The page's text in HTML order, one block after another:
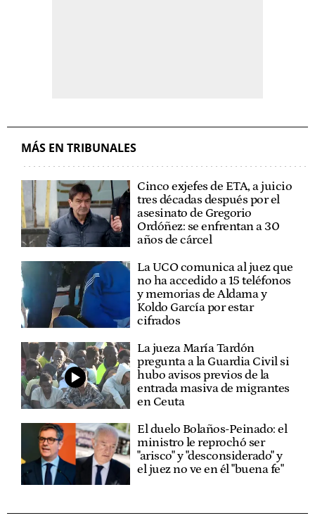
MÁS EN TRIBUNALES
Cinco exjefes de ETA, a juicio
tres décadas después por el
asesinato de Gregorio
Ordóñez: se enfrentan a 30
años de cárcel
La UCO comunica al juez que
no ha accedido a 15 teléfonos
y memorias de Aldama y
Koldo García por estar
cifrados
La jueza María Tardón
pregunta a la Guardia Civil si
hubo avisos previos de la
entrada masiva de migrantes
en Ceuta
El duelo Bolaños-Peinado: el
ministro le reprochó ser
"arisco" y "desconsiderado" y
el juez no ve en él "buena fe"